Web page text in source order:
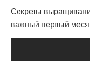
Секреты
важный первый